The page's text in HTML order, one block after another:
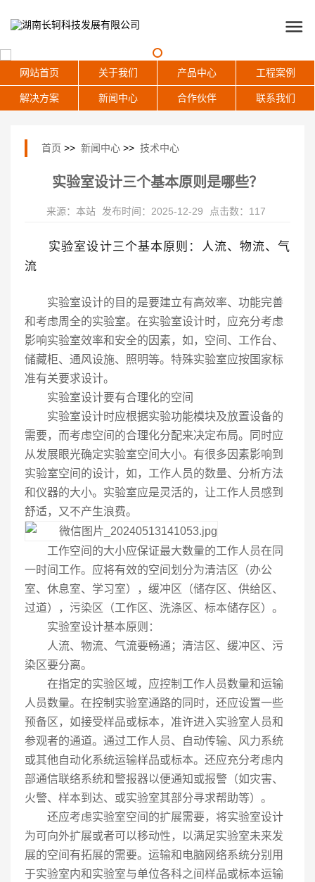
网站首页 关于我们 产品中心 工程案例
解决方案 新闻中心 合作伙伴 联系我们
首页 >> 新闻中心 >> 技术中心
实验室设计三个基本原则是哪些？
来源：本站 发布时间：2025-12-29 点击数：117
实验室设计三个基本原则： 人流、物流、气
流
实验室设计的目的是要建立有高效率、功能完善
和考虑周全的实验室。在实验室设计时，应充分考虑
影响实验室效率和安全的因素，如，空间、工作台、
储藏柜、通风设施、照明等。特殊实验室应按国家标
准有关要求设计。
实验室设计要有合理化的空间
实验室设计时应根据实验功能模块及放置设备的
需要，而考虑空间的合理化分配来决定布局。同时应
从发展眼光确定实验室空间大小。有很多因素影响到
实验室空间的设计，如，工作人员的数量、分析方法
和仪器的大小。实验室应是灵活的，让工作人员感到
舒适，又不产生浪费。
工作空间的大小应保证最大数量的工作人员在同
一时间工作。应将有效的空间划分为清洁区（办公
室、休息室、学习室），缓冲区（储存区、供给区、
过道），污染区（工作区、洗涤区、标本储存区）。
实验室设计基本原则：
人流、物流、气流要畅通；清洁区、缓冲区、污
染区要分离。
在指定的实验区域，应控制工作人员数量和运输
人员数量。在控制实验室通路的同时，还应设置一些
预备区，如接受样品或标本，准许进入实验室人员和
参观者的通道。通过工作人员、自动传输、风力系统
或其他自动化系统运输样品或标本。还应充分考虑内
部通信联络系统和警报器以便通知或报警（如灾害、
火警、样本到达、或实验室其部分寻求帮助等）。
还应考虑实验室空间的扩展需要，将实验室设计
为可向外扩展或者可以移动性，以满足实验室未来发
展的空间有拓展的需要。运输和电脑网络系统分别用
于实验室内和实验室与单位各科之间样品或标本运输